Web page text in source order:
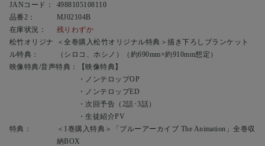
JANコード：
4988105108110
品番2：
MJ02104B
在庫状況：
残りわずか
松竹オリジナ
ル特典：
＜全巻購入松竹オリジナル特典＞描き下ろしブランケット
（シロコ、ホシノ）（約690mm×約910mm想定）
映像特典/音声特典：
【映像特典】
・ノンテロップOP
・ノンテロップED
・次回予告（2話･3話）
・生徒紹介PV
特典：
＜1巻購入特典＞「ブルーアーカイブ The Animation」全巻収
納BOX